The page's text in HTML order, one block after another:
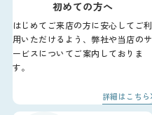
初めての方へ
はじめてご来店の方に安心してご利
用いただけるよう、弊社や当店のサ
ービスについてご案内しておりま
す。
詳細はこちら